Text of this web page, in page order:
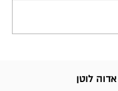
אדוה לוטן